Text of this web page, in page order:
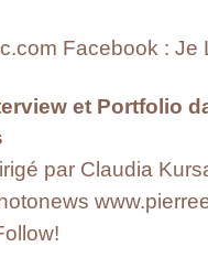
Facebook : Je
et Portfolio
par Claudia